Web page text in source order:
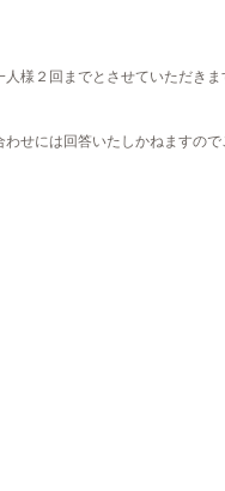
様２回までとさせていただきま
せには回答いたしかねますの